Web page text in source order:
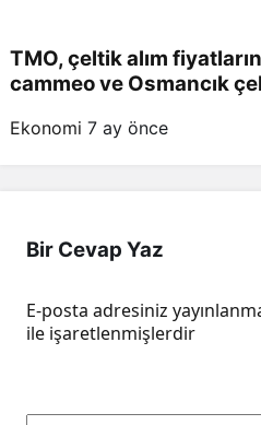
TMO, çeltik alım
cammeo ve Osmancık
Ekonomi 7 ay önce
Bir Cevap Yaz
E-posta adresiniz
ile işaretlenmişlerdir